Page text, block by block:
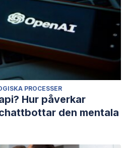
PROCESSER
Hur påverkar
den mentala